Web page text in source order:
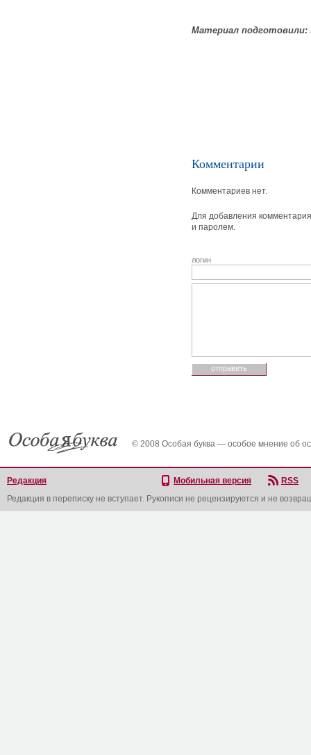
Материал подготовили:
Комментарии
Комментариев нет.
Для добавления
и паролем.
логин
© 2008 Особая буква — особое мнение об
Редакция Мобильная версия
RSS
Редакция в переписку не вступает. Рукописи не рецензируются и не